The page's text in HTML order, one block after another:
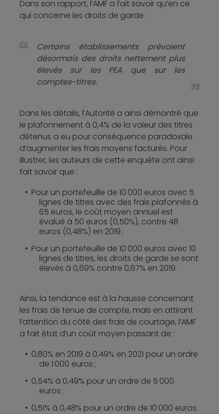
Dans son rapport, l’AMF a fait savoir qu’en ce
qui concerne les droits de garde :
Certains établissements prévoient
désormais des droits nettement plus
élevés sur les PEA que sur les
comptes-titres.
Dans les détails, l’Autorité a ainsi démontré que
le plafonnement à 0,4% de la valeur des titres
détenus a eu pour conséquence paradoxale
d’augmenter les frais moyens facturés. Pour
illustrer, les auteurs de cette enquête ont ainsi
fait savoir que :
Pour un portefeuille de 10 000 euros avec 5
lignes de titres avec des frais plafonnés à
65 euros, le coût moyen annuel est
évalué à 50 euros (0,50%), contre 48
euros (0,48%) en 2019 ;
Pour un portefeuille de 10 000 euros avec 10
lignes de titres, les droits de garde se sont
élevés à 0,69% contre 0,67% en 2019.
Ainsi, la tendance est à la hausse concernant
les frais de tenue de compte, mais en attirant
l’attention du côté des frais de courtage, l’AMF
a fait état d’un coût moyen passant de :
0,80% en 2019 à 0,49% en 2021 pour un ordre
de 1 000 euros ;
0,54% à 0,49% pour un ordre de 5 000
euros ;
0,51% à 0,48% pour un ordre de 10 000 euros.